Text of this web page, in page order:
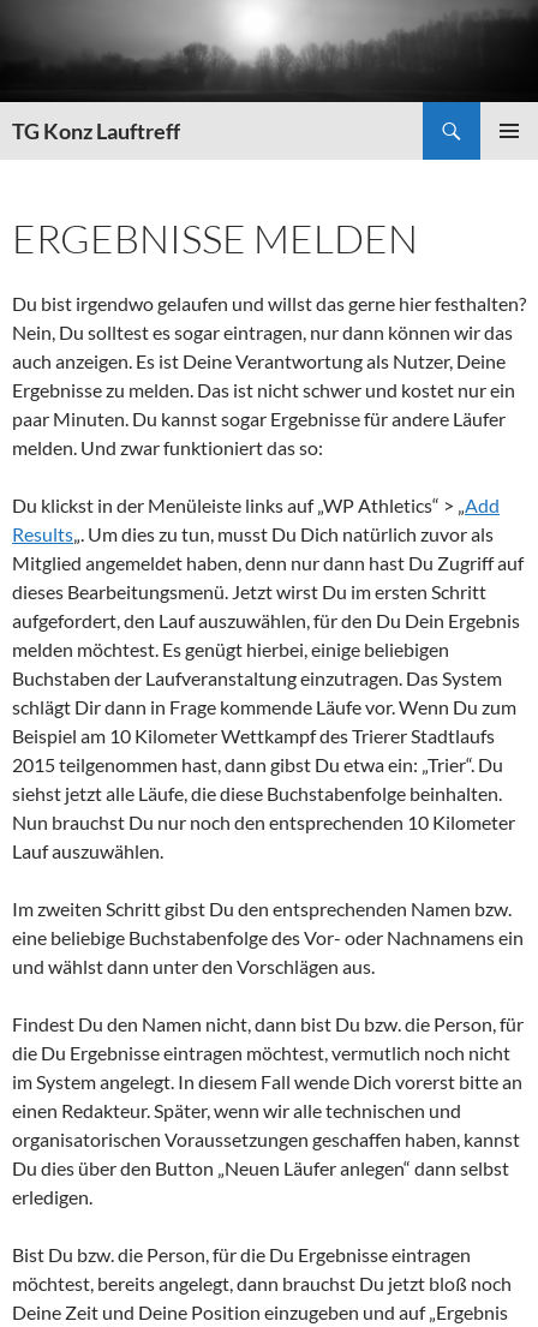
springen
TG Konz Lauftreff
ERGEBNISSE MELDEN
Du bist irgendwo gelaufen und willst das gerne hier festhalten?
Nein, Du solltest es sogar eintragen, nur dann können wir das
auch anzeigen. Es ist Deine Verantwortung als Nutzer, Deine
Ergebnisse zu melden. Das ist nicht schwer und kostet nur ein
paar Minuten. Du kannst sogar Ergebnisse für andere Läufer
melden. Und zwar funktioniert das so:
Du klickst in der Menüleiste links auf „WP Athletics“ > „Add
Results„. Um dies zu tun, musst Du Dich natürlich zuvor als
Mitglied angemeldet haben, denn nur dann hast Du Zugriff auf
dieses Bearbeitungsmenü. Jetzt wirst Du im ersten Schritt
aufgefordert, den Lauf auszuwählen, für den Du Dein Ergebnis
melden möchtest. Es genügt hierbei, einige beliebigen
Buchstaben der Laufveranstaltung einzutragen. Das System
schlägt Dir dann in Frage kommende Läufe vor. Wenn Du zum
Beispiel am 10 Kilometer Wettkampf des Trierer Stadtlaufs
2015 teilgenommen hast, dann gibst Du etwa ein: „Trier“. Du
siehst jetzt alle Läufe, die diese Buchstabenfolge beinhalten.
Nun brauchst Du nur noch den entsprechenden 10 Kilometer
Lauf auszuwählen.
Im zweiten Schritt gibst Du den entsprechenden Namen bzw.
eine beliebige Buchstabenfolge des Vor- oder Nachnamens ein
und wählst dann unter den Vorschlägen aus.
Findest Du den Namen nicht, dann bist Du bzw. die Person, für
die Du Ergebnisse eintragen möchtest, vermutlich noch nicht
im System angelegt. In diesem Fall wende Dich vorerst bitte an
einen Redakteur. Später, wenn wir alle technischen und
organisatorischen Voraussetzungen geschaffen haben, kannst
Du dies über den Button „Neuen Läufer anlegen“ dann selbst
erledigen.
Bist Du bzw. die Person, für die Du Ergebnisse eintragen
möchtest, bereits angelegt, dann brauchst Du jetzt bloß noch
Deine Zeit und Deine Position einzugeben und auf „Ergebnis